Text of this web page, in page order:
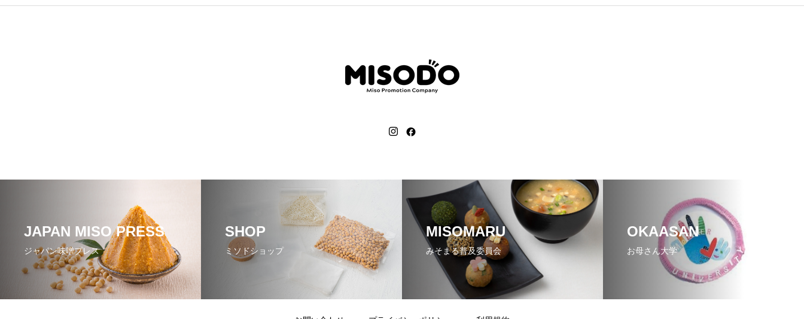
JAPAN MISO PRESS
ジャパン味噌プレス
SHOP
ミソドショップ
MISOMARU
みそまる普及委員会
OKAASAN
お母さん大学